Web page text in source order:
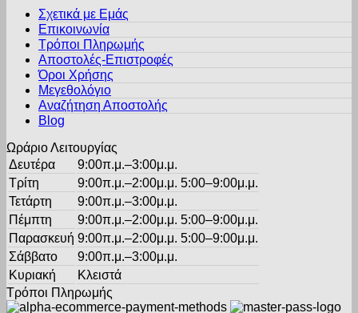
προϊόντος
επιλογές
μπορούν
επιλεγούν
σελίδα
Σχετικά με Εμάς
Επικοινωνία
Τρόποι Πληρωμής
Αποστολές-Επιστροφές
Όροι Χρήσης
Μεγεθολόγιο
Αναζήτηση Αποστολής
Blog
Ωράριο Λειτουργίας
Δευτέρα
9:00π.μ.–3:00μ.μ.
Τρίτη
9:00π.μ.–2:00μ.μ. 5:00–9:00μ.μ.
Τετάρτη
9:00π.μ.–3:00μ.μ.
Πέμπτη
9:00π.μ.–2:00μ.μ. 5:00–9:00μ.μ.
Παρασκευή 9:00π.μ.–2:00μ.μ. 5:00–9:00μ.μ.
Σάββατο
9:00π.μ.–3:00μ.μ.
Κυριακή
Κλειστά
Τρόποι Πληρωμής